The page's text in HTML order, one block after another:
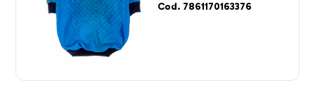
Cod. 7861170163376